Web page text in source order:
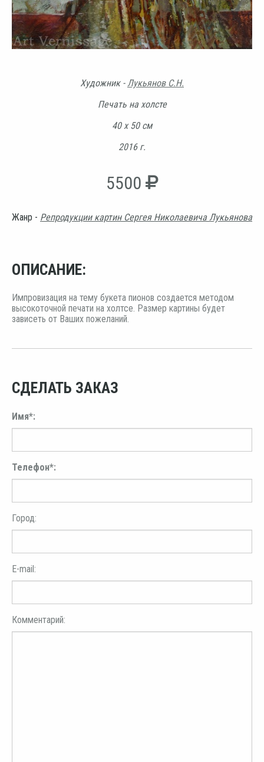
Художник -Лукьянов С.Н.
Печать на холсте
40 х 50 см
2016 г.
5500
Жанр - Репродукции картин Сергея Николаевича Лукьянова
ОПИСАНИЕ:
Импровизация на тему букета пионов создается методом
высокоточной печати на холтсе. Размер картины будет
зависеть от Ваших пожеланий.
СДЕЛАТЬ ЗАКАЗ
Имя*:
Телефон*:
Город:
E-mail:
Комментарий: